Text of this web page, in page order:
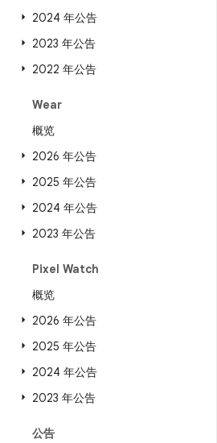
2024 年公告
2023 年公告
2022 年公告
Wear
概览
2026 年公告
2025 年公告
2024 年公告
2023 年公告
Pixel Watch
概览
2026 年公告
2025 年公告
2024 年公告
2023 年公告
公告